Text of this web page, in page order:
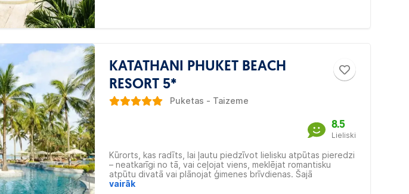
KATATHANI PHUKET BEACH
RESORT 5*
Puketas - Taizeme
8.5
Lieliski
Kūrorts, kas radīts, lai ļautu piedzīvot lielisku atpūtas pieredzi
– neatkarīgi no tā, vai ceļojat viens, meklējat romantisku
atpūtu divatā vai plānojat ģimenes brīvdienas. Šajā
ekskluzīvajā Puketas kūrortā ir viss nepieciešamais
vairāk